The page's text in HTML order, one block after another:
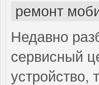
ремонт
Недавно
сервисный
устройство,